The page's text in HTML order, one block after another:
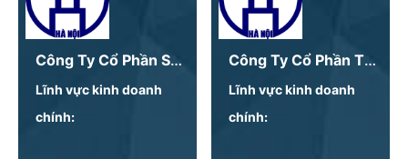
Công Ty Cổ Phần SX – TM Thực Phẩm Đông Dương
Lĩnh vực kinh doanh
chính:
Công Ty Cổ Phần Thực Phẩm Nhật Minh
Lĩnh vực kinh doanh
chính: